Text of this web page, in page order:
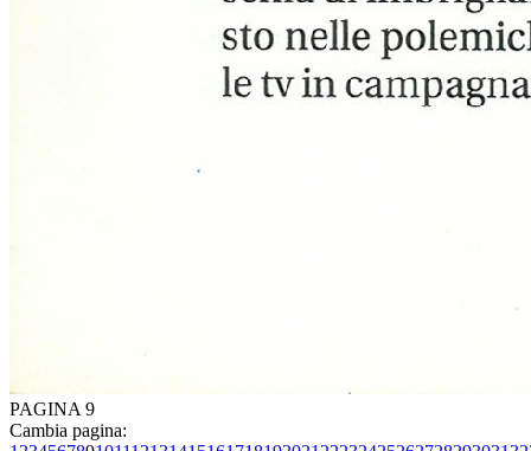
PAGINA 9
Cambia pagina: